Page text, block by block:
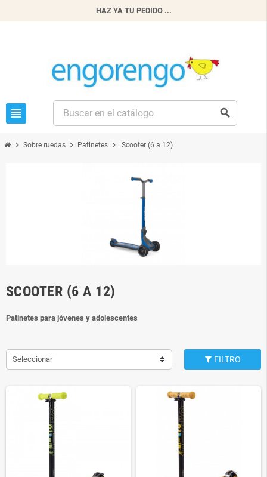
HAZ YA TU PEDIDO ...
view_headline search
chevron_right Sobre ruedas chevron_right Patinetes chevron_right Scooter (6 a 12)
SCOOTER (6 A 12)
Patinetes para jóvenes y adolescentes
Seleccionar FILTRO